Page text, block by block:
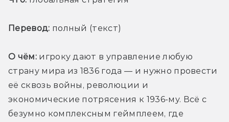
Перевод: полный (текст)
О чём: игроку дают в управление любую
страну мира из 1836 года — и нужно провести
её сквозь войны, революции и
экономические потрясения к 1936-му. Всё с
безумно комплексным геймплеем, где